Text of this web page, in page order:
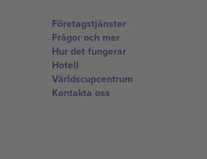
Företagstjänster
Frågor och mer
Hur det fungerar
Hotell
Världscupcentrum
Kontakta oss